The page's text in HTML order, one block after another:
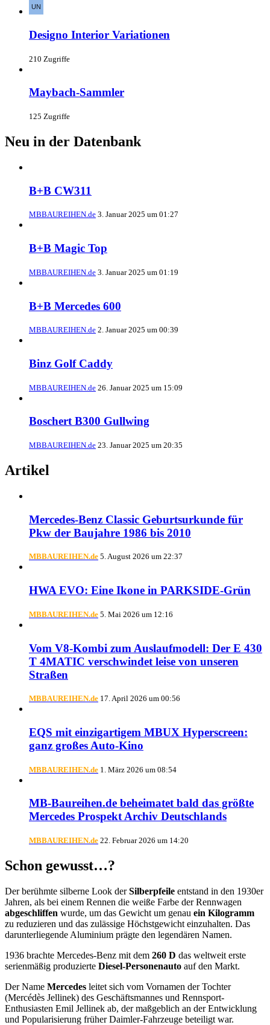
Designo Interior Variationen
210 Zugriffe
Maybach-Sammler
125 Zugriffe
Neu in der Datenbank
B+B CW311
MBBAUREIHEN.de 3. Januar 2025 um 01:27
B+B Magic Top
MBBAUREIHEN.de 3. Januar 2025 um 01:19
B+B Mercedes 600
MBBAUREIHEN.de 2. Januar 2025 um 00:39
Binz Golf Caddy
MBBAUREIHEN.de 26. Januar 2025 um 15:09
Boschert B300 Gullwing
MBBAUREIHEN.de 23. Januar 2025 um 20:35
Artikel
Mercedes-Benz Classic Geburtsurkunde für
Pkw der Baujahre 1986 bis 2010
MBBAUREIHEN.de 5. August 2026 um 22:37
HWA EVO: Eine Ikone in PARKSIDE-Grün
MBBAUREIHEN.de 5. Mai 2026 um 12:16
Vom V8-Kombi zum Auslaufmodell: Der E 430
T 4MATIC verschwindet leise von unseren
Straßen
MBBAUREIHEN.de 17. April 2026 um 00:56
EQS mit einzigartigem MBUX Hyperscreen:
ganz großes Auto-Kino
MBBAUREIHEN.de 1. März 2026 um 08:54
MB-Baureihen.de beheimatet bald das größte
Mercedes Prospekt Archiv Deutschlands
MBBAUREIHEN.de 22. Februar 2026 um 14:20
Schon gewusst…?
Der berühmte silberne Look derSilberpfeile entstand in den 1930er
Jahren, als bei einem Rennen die weiße Farbe der Rennwagen
abgeschliffen wurde, um das Gewicht um genau ein Kilogramm
zu reduzieren und das zulässige Höchstgewicht einzuhalten. Das
darunterliegende Aluminium prägte den legendären Namen.
1936 brachte Mercedes-Benz mit dem 260 D das weltweit erste
serienmäßig produzierte Diesel-Personenauto auf den Markt.
Der Name Mercedes leitet sich vom Vornamen der Tochter
(Mercédès Jellinek) des Geschäftsmannes und Rennsport-
Enthusiasten Emil Jellinek ab, der maßgeblich an der Entwicklung
und Popularisierung früher Daimler-Fahrzeuge beteiligt war.